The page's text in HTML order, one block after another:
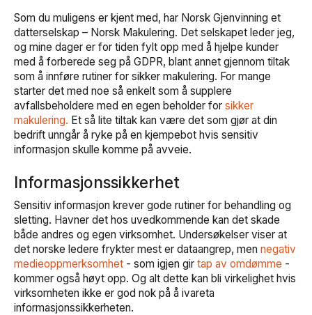
Som du muligens er kjent med, har Norsk Gjenvinning et
datterselskap – Norsk Makulering. Det selskapet leder jeg,
og mine dager er for tiden fylt opp med å hjelpe kunder
med å forberede seg på GDPR, blant annet gjennom tiltak
som å innføre rutiner for sikker makulering. For mange
starter det med noe så enkelt som å supplere
avfallsbeholdere med en egen beholder for sikker
makulering. Et så lite tiltak kan være det som gjør at din
bedrift unngår å ryke på en kjempebot hvis sensitiv
informasjon skulle komme på avveie.
Informasjonssikkerhet
Sensitiv informasjon krever gode rutiner for behandling og
sletting. Havner det hos uvedkommende kan det skade
både andres og egen virksomhet. Undersøkelser viser at
det norske ledere frykter mest er dataangrep, men negativ
medieoppmerksomhet - som igjen gir tap av omdømme -
kommer også høyt opp. Og alt dette kan bli virkelighet hvis
virksomheten ikke er god nok på å ivareta
informasjonssikkerheten.